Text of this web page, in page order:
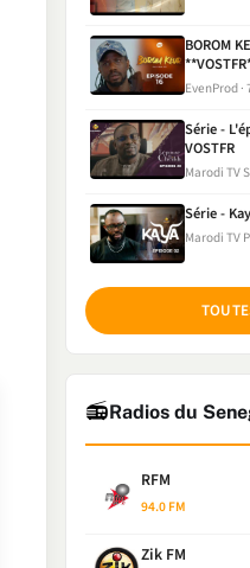
BOROM
EvenProd
Série -
VOSTFR
Marodi TV
Série -
Marodi TV
📻Radios du
RFM
94.0 FM
Zik FM